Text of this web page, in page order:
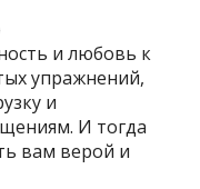
и любовь к
упражнений,
и
И тогда
вам верой и